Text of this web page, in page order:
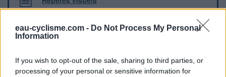
eau-cyclisme.com - Do Not Process My Personal
Information
If you wish to opt-out of the sale, sharing to third parties, or
processing of your personal or sensitive information for